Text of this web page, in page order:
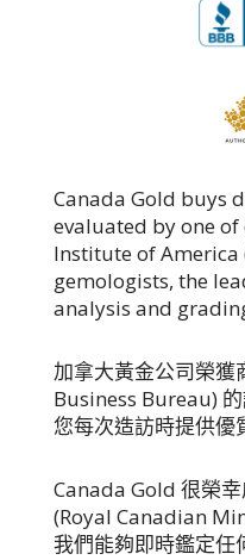
Canada Gold buys
evaluated by one
Institute of America
gemologists, the
analysis and
加拿大黃金公司榮獲
Business Bureau)
您每次造訪時提供優
Canada Gold 很榮
(Royal Canadian
我們能夠即時鑑定任